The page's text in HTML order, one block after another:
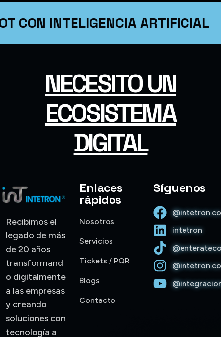
CON INTELIGENCIA ARTIFICIAL
NECESITO UN
ECOSISTEMA
DIGITAL
Recibimos el
legado de más
de 20 años
transformand
o digitalmente
a las empresas
y creando
soluciones con
tecnología a
Enlaces
rápidos
Nosotros
Servicios
Tickets / PQR
Blogs
Contacto
Síguenos
@intetron.co
intetron
@intetron.co
Trinity • Intetron 1.1.33
Hola, soy Trinity. Gracias por escribirnos. ¿Con quién
tengo el gusto de conversar?